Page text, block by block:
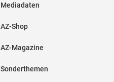
Mediadaten
AZ-Shop
AZ-Magazine
Sonderthemen